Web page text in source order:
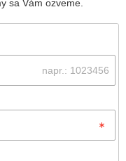
sa Vám ozveme.